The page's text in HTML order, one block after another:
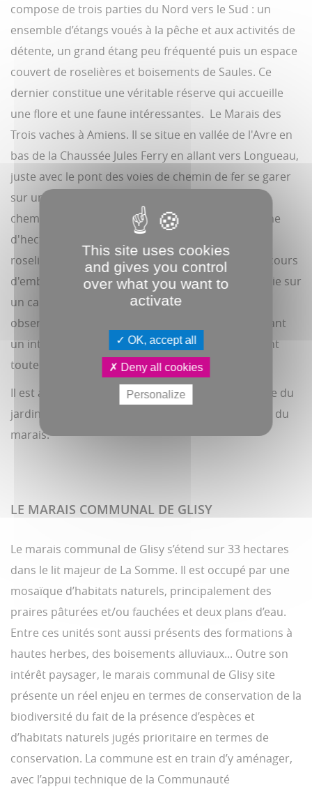
compose de trois parties du Nord vers le Sud : un
ensemble d’étangs voués à la pêche et aux activités de
détente, un grand étang peu fréquenté puis un espace
couvert de roselières et boisements de Saules. Ce
dernier constitue une véritable réserve qui accueille
une flore et une faune intéressantes. Le Marais des
Trois vaches à Amiens. Il se situe en vallée de l'Avre en
bas de la Chaussée Jules Ferry en allant vers Longueau,
juste avec le pont des voies de chemin de fer se garer
sur un parking à côté du restaurant et suivre les
cheminements. Il s'agit d'un espace d'une trentaine
d'hectares composé de 5 unités : 3 étangs, une
roselière plus ou moins inondée et une friche en cours
d'embroussaillement. Un cheminement pour partie sur
un caillebotis permet de visiter le site et un
observatoire facilite l'observation des oiseaux. Ayant
un intérêt surtout ornithologique, il est intéressant
toute l'année.
Il est accessible par la Chaussée Jules Ferry, en face du
jardins de Vertueux et à côte du jardins les portes du
marais.
LE MARAIS COMMUNAL DE GLISY
Le marais communal de Glisy s’étend sur 33 hectares
dans le lit majeur de La Somme. Il est occupé par une
mosaïque d’habitats naturels, principalement des
praires pâturées et/ou fauchées et deux plans d’eau.
Entre ces unités sont aussi présents des formations à
hautes herbes, des boisements alluviaux... Outre son
intérêt paysager, le marais communal de Glisy site
présente un réel enjeu en termes de conservation de la
biodiversité du fait de la présence d’espèces et
d’habitats naturels jugés prioritaire en termes de
conservation. La commune est en train d’y aménager,
avec l’appui technique de la Communauté
This site uses cookies
and gives you control
over what you want to
activate
OK, accept all
Deny all cookies
Personalize